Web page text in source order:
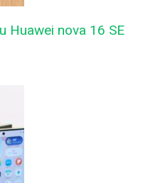
Huawei nova 16 SE